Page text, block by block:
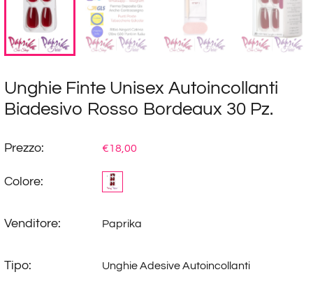
Unghie Finte Unisex Autoincollanti
Biadesivo Rosso Bordeaux 30 Pz.
Prezzo: €18,00
Colore:
Venditore: Paprika
Tipo: Unghie Adesive Autoincollanti